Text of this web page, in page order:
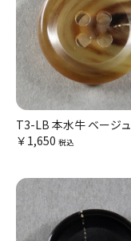
T3-LB 本水牛 ベージュ
￥1,650 税込